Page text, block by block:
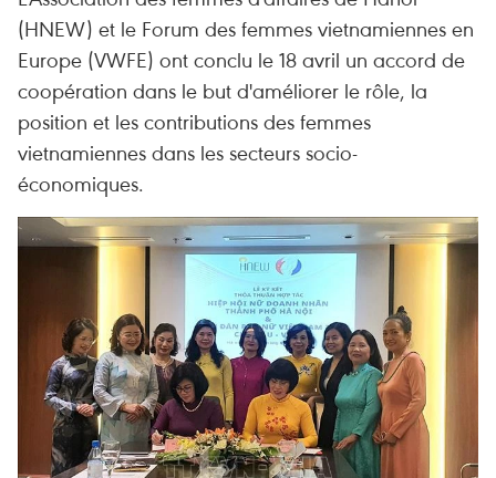
(HNEW) et le Forum des femmes vietnamiennes en
Europe (VWFE) ont conclu le 18 avril un accord de
coopération dans le but d'améliorer le rôle, la
position et les contributions des femmes
vietnamiennes dans les secteurs socio-
économiques.